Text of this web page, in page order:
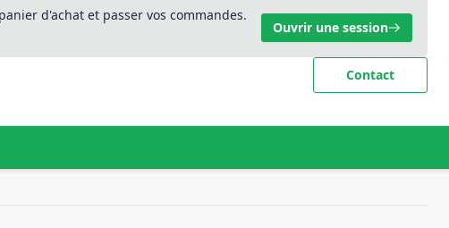
d'achat et passer vos commandes.
Ouvrir une session
Contact